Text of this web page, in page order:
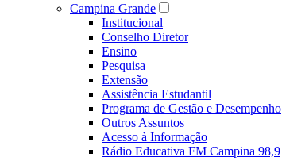
Campina Grande
Institucional
Conselho Diretor
Ensino
Pesquisa
Extensão
Assistência Estudantil
Programa de Gestão e Desempenho
Outros Assuntos
Acesso à Informação
Rádio Educativa FM Campina 98,9